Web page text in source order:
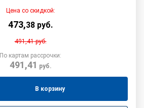
Цена со скидкой:
473,38 руб.
491,41руб.
По картам рассрочки:
491,41 руб.
В корзину